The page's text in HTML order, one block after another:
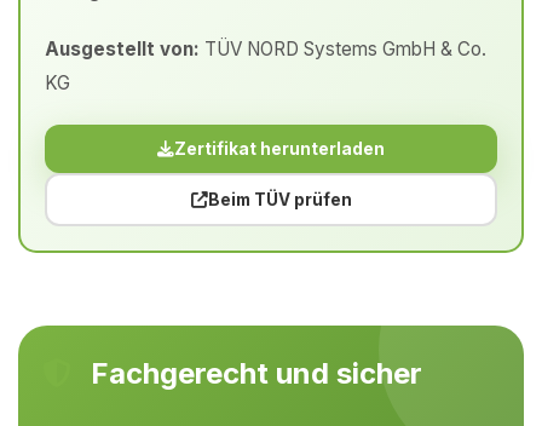
Ausgestellt von: TÜV NORD Systems GmbH & Co.
KG
Zertifikat herunterladen
Beim TÜV prüfen
Fachgerecht und sicher